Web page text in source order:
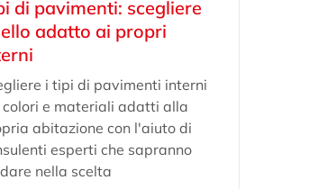
di pavimenti: scegliere
adatto ai propri
i tipi di pavimenti interni
e materiali adatti alla
abitazione con l'aiuto di
esperti che sapranno
nella scelta